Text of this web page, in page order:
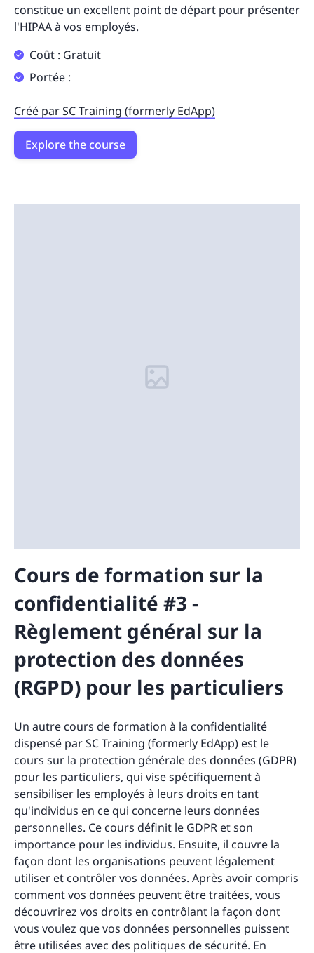
constitue un excellent point de départ pour présenter
l'HIPAA à vos employés.
Coût : Gratuit
Portée :
Créé par SC Training (formerly EdApp)
Explore the course
Cours de formation sur la
confidentialité #3 -
Règlement général sur la
protection des données
(RGPD) pour les particuliers
Un autre cours de formation à la confidentialité
dispensé par SC Training (formerly EdApp) est le
cours sur la protection générale des données (GDPR)
pour les particuliers, qui vise spécifiquement à
sensibiliser les employés à leurs droits en tant
qu'individus en ce qui concerne leurs données
personnelles. Ce cours définit le GDPR et son
importance pour les individus. Ensuite, il couvre la
façon dont les organisations peuvent légalement
utiliser et contrôler vos données. Après avoir compris
comment vos données peuvent être traitées, vous
découvrirez vos droits en contrôlant la façon dont
vous voulez que vos données personnelles puissent
être utilisées avec des politiques de sécurité. En